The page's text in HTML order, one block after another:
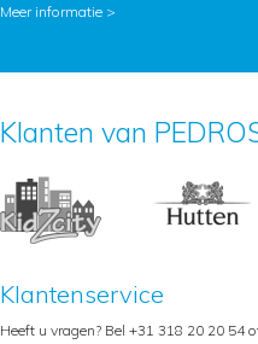
Meer informatie >
Klanten van
Klantenservice
Heeft u vragen? Bel +31 318 20 20 54